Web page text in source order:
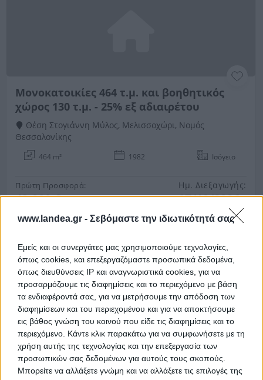
www.landea.gr - Σεβόμαστε την ιδιωτικότητά σας
Εμείς και οι συνεργάτες μας χρησιμοποιούμε τεχνολογίες,
όπως cookies, και επεξεργαζόμαστε προσωπικά δεδομένα,
όπως διευθύνσεις IP και αναγνωριστικά cookies, για να
προσαρμόζουμε τις διαφημίσεις και το περιεχόμενο με βάση
τα ενδιαφέροντά σας, για να μετρήσουμε την απόδοση των
διαφημίσεων και του περιεχομένου και για να αποκτήσουμε
εις βάθος γνώση του κοινού που είδε τις διαφημίσεις και το
περιεχόμενο. Κάντε κλικ παρακάτω για να συμφωνήσετε με τη
χρήση αυτής της τεχνολογίας και την επεξεργασία των
προσωπικών σας δεδομένων για αυτούς τους σκοπούς.
Μπορείτε να αλλάξετε γνώμη και να αλλάξετε τις επιλογές της
Μονοκατοικίες 464 τ.μ. και βοηθητικός
χώρος 130 τ.μ. - 25% εξ αδιαιρέτου
Θέση Στογιάννη Μύλος, Μελισσοχώρι, Νομός
Θεσσαλονίκης
464 m² 1982 Ισόγειο
Πρώτη Προσφορά:
49.000 €
Ημ. Διεξαγωγής:
07/10/2026
Μονοκατοικία 214 τ.μ.
Θέση Άγιος Αθανάσιος, Δρυμός, Νομός Θεσσαλονίκης
214.22 m² 1975 1ος